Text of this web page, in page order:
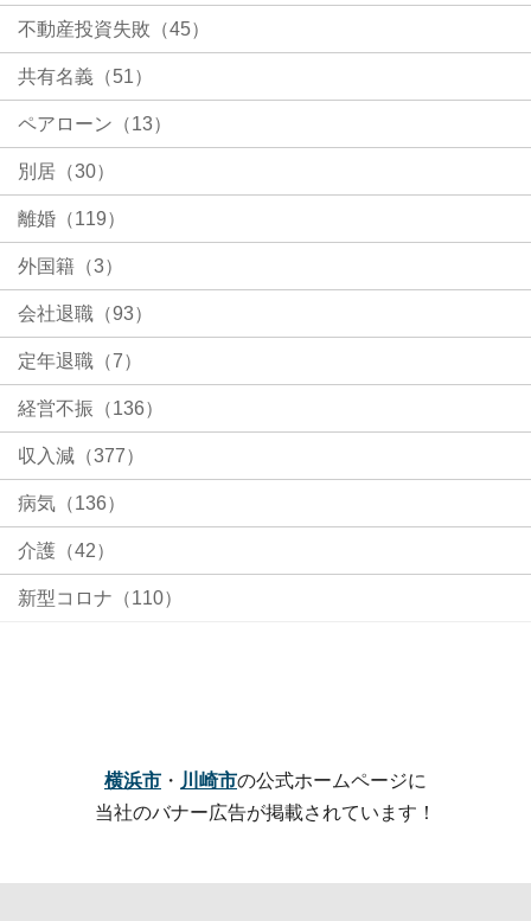
不動産投資失敗（45）
共有名義（51）
ペアローン（13）
別居（30）
離婚（119）
外国籍（3）
会社退職（93）
定年退職（7）
経営不振（136）
収入減（377）
病気（136）
介護（42）
新型コロナ（110）
横浜市 ・ 川崎市の公式ホームページに
当社のバナー広告が掲載されています！